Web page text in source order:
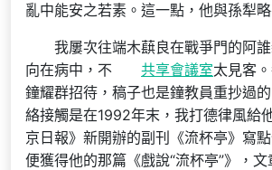
亂中能安之若素。這一點，他與孫犁
我屢次往端木蕻良在戰爭門的阿
向在病中，不
共享會議室太見客
鐘耀群招待，稿子也是鐘教員重抄過
絡接觸是在1992年末，我打德律風給
京日報》新開辦的副刊《流杯亭》寫
便獲得他的那篇《戲說“流杯亭”》，